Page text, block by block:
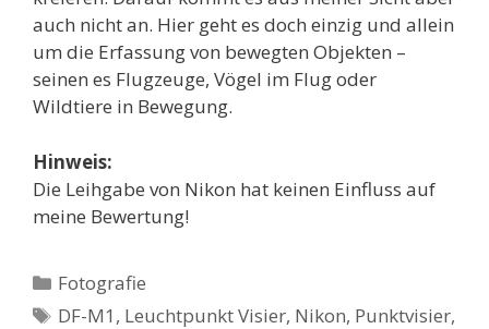
auch nicht an. Hier geht es doch einzig und allein
um die Erfassung von bewegten Objekten –
seinen es Flugzeuge, Vögel im Flug oder
Wildtiere in Bewegung.
Hinweis:
Die Leihgabe von Nikon hat keinen Einfluss auf
meine Bewertung!
Kategorien
Fotografie
Schlagwörter
DF-M1 , Leuchtpunkt Visier, Nikon, Punktvisier,